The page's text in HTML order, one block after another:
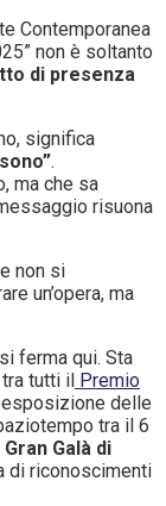
Contemporanea
non è soltanto
di presenza
significa
.
ma che sa
risuona
non si
un’opera, ma
ferma qui. Sta
tutti il Premio
delle
tra il 6
Galà di
di riconoscimenti